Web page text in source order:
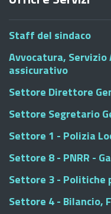
Staff del sindaco
Avvocatura,
assicurativo
Settore Direttore
Settore Segretario
Settore 1 - Polizia
Settore 8 - PNRR -
Settore 3 - Politiche
Settore 4 - Bilancio,